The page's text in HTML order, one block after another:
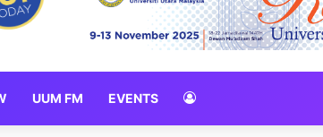
UUM FM EVENTS